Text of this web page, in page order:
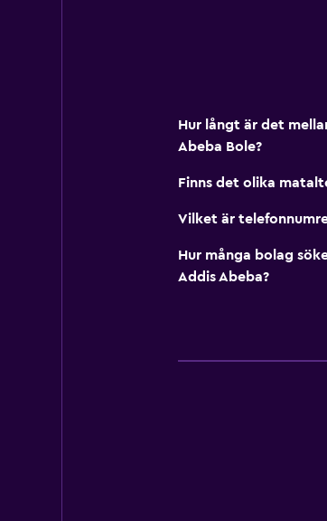
Hur långt är det
Abeba Bole?
Finns det olika
Vilket är
Hur många bolag
Addis Abeba?